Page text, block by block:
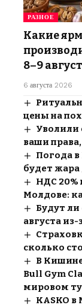
РАЗНОЕ
Какие
8–9
6 августа 2026
цены на
Уволили
ваши
Погода в
будет жара
НДС 20%
Молдове:
Будут
августа
сколько
В
Bull Gym
мировом
KASKO